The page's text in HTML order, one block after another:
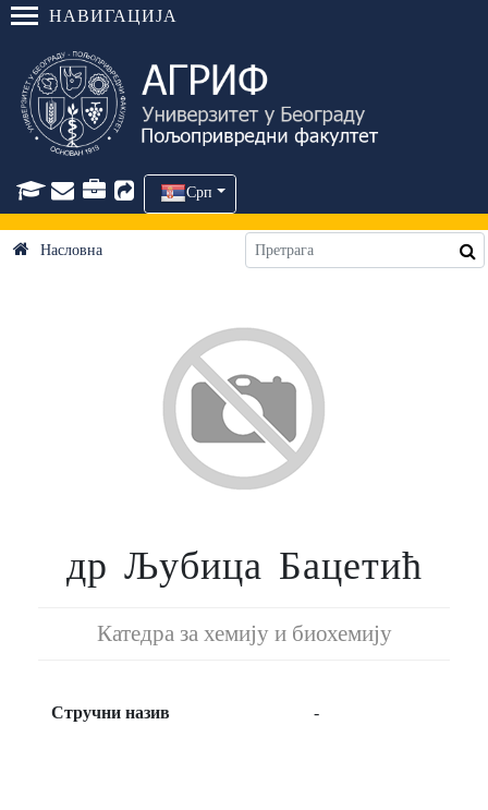
НАВИГАЦИЈА
Срп
Насловна
др Љубица Бацетић
Катедра за хемију и биохемију
Стручни назив -